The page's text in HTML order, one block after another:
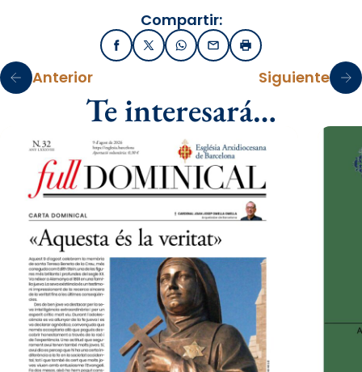
Compartir:
FacebookX / TwitterWhatsApp
EmailImprimir
Anterior Siguiente
Te interesará…